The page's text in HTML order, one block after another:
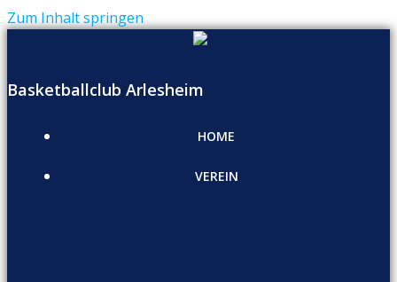
Zum Inhalt springen
Basketballclub Arlesheim
HOME
VEREIN